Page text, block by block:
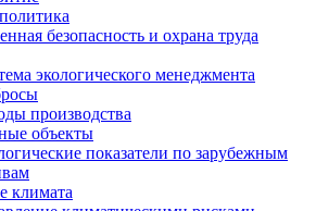
безопасность и охрана труда
экологического менеджмента
производства
объекты
показатели по зарубежным
климата